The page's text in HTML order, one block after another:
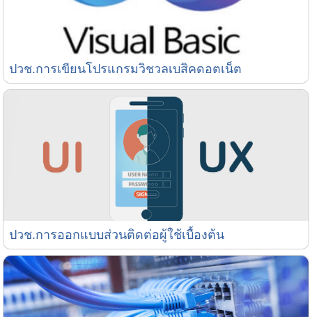
ปวช.การเขียนโปรแกรมวิชวลเบสิคดอตเน็ต
ปวช.การเขียนโปรแกรมวิชวลเบสิคดอตเน็ต
ปวช.การออกแบบส่วนติดต่อผู้ใช้เบื้องต้น
ปวช.การออกแบบส่วนติดต่อผู้ใช้เบื้องต้น